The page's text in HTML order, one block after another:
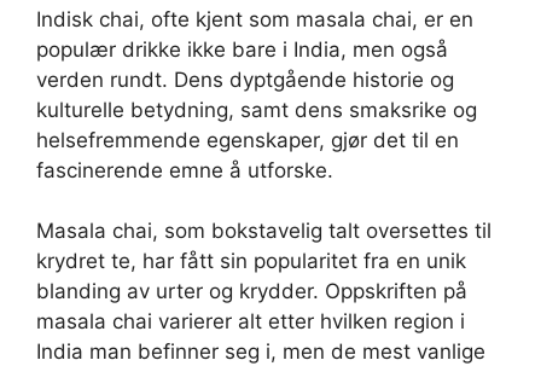
Indisk chai, ofte kjent som masala chai, er en
populær drikke ikke bare i India, men også
verden rundt. Dens dyptgående historie og
kulturelle betydning, samt dens smaksrike og
helsefremmende egenskaper, gjør det til en
fascinerende emne å utforske.
Masala chai, som bokstavelig talt oversettes til
krydret te, har fått sin popularitet fra en unik
blanding av urter og krydder. Oppskriften på
masala chai varierer alt etter hvilken region i
India man befinner seg i, men de mest vanlige